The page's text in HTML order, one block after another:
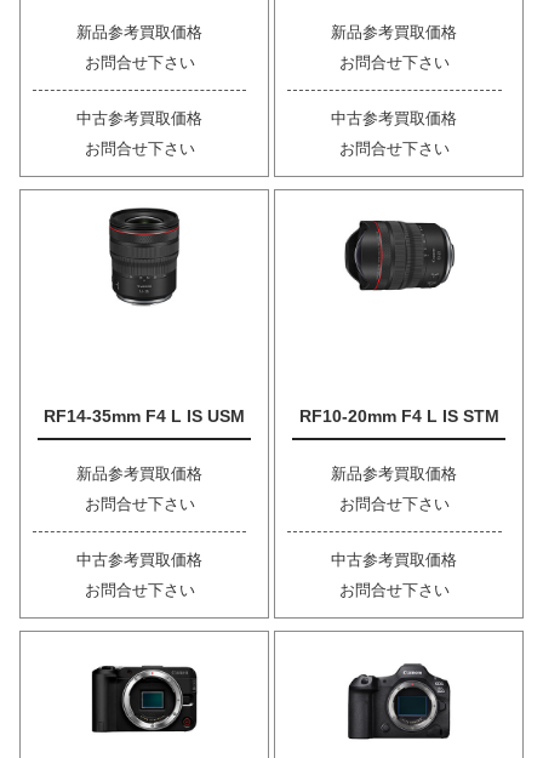
新品参考買取価格
お問合せ下さい
中古参考買取価格
お問合せ下さい
新品参考買取価格
お問合せ下さい
中古参考買取価格
お問合せ下さい
RF14-35mm F4 L IS USM
新品参考買取価格
お問合せ下さい
中古参考買取価格
お問合せ下さい
RF10-20mm F4 L IS STM
新品参考買取価格
お問合せ下さい
中古参考買取価格
お問合せ下さい